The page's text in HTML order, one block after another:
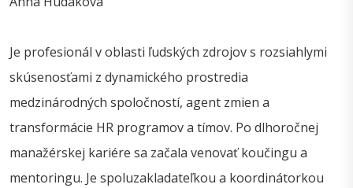
Je profesionál v oblasti ľudských zdrojov s rozsiahlymi
skúsenosťami z dynamického prostredia
medzinárodných spoločností, agent zmien a
transformácie HR programov a tímov. Po dlhoročnej
manažérskej kariére sa začala venovať koučingu a
mentoringu. Je spoluzakladateľkou a koordinátorkou